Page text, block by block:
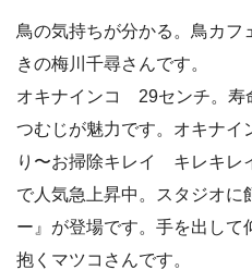
鳥の気持ちが分かる。鳥カ
きの梅川千尋さんです。
オキナインコ 29センチ。寿
つむじが魅力です。オキナイ
り〜お掃除キレイ キレキレ
で人気急上昇中。スタジオに
ー』が登場です。手を出し
抱くマツコさんです。